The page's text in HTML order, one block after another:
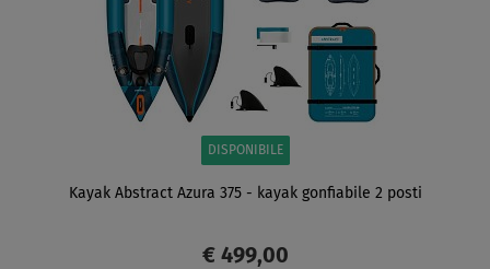
DISPONIBILE
Kayak Abstract Azura 375 - kayak gonfiabile 2 posti
€ 499,00